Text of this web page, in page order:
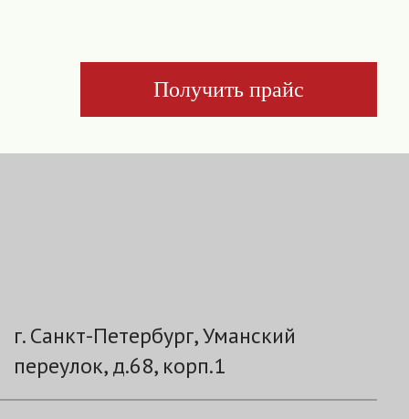
Получить прайс
г. Санкт-Петербург, Уманский
переулок, д.68, корп.1